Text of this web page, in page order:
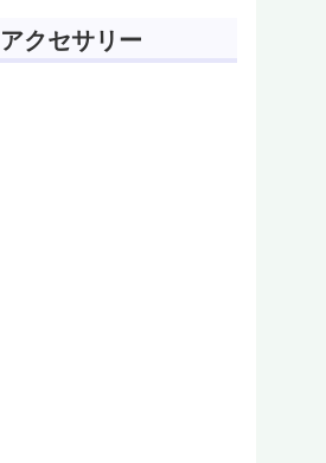
クセサリー